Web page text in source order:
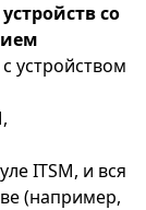
со
устройством
ITSM, и вся
(например,